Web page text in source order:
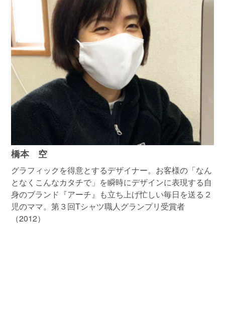
橋本 空
グラフィックを得意とするデザイナー。お客様の「なん
となくこんなカタチで」を瞬時にデザインに表現する自
身のブランド『アーチ』も立ち上げ忙しい毎日を送る２
児のママ。第３回Tシャツ職人グランプリ受賞者
（2012）